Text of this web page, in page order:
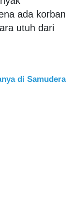
ada korban
utuh dari
di Samudera